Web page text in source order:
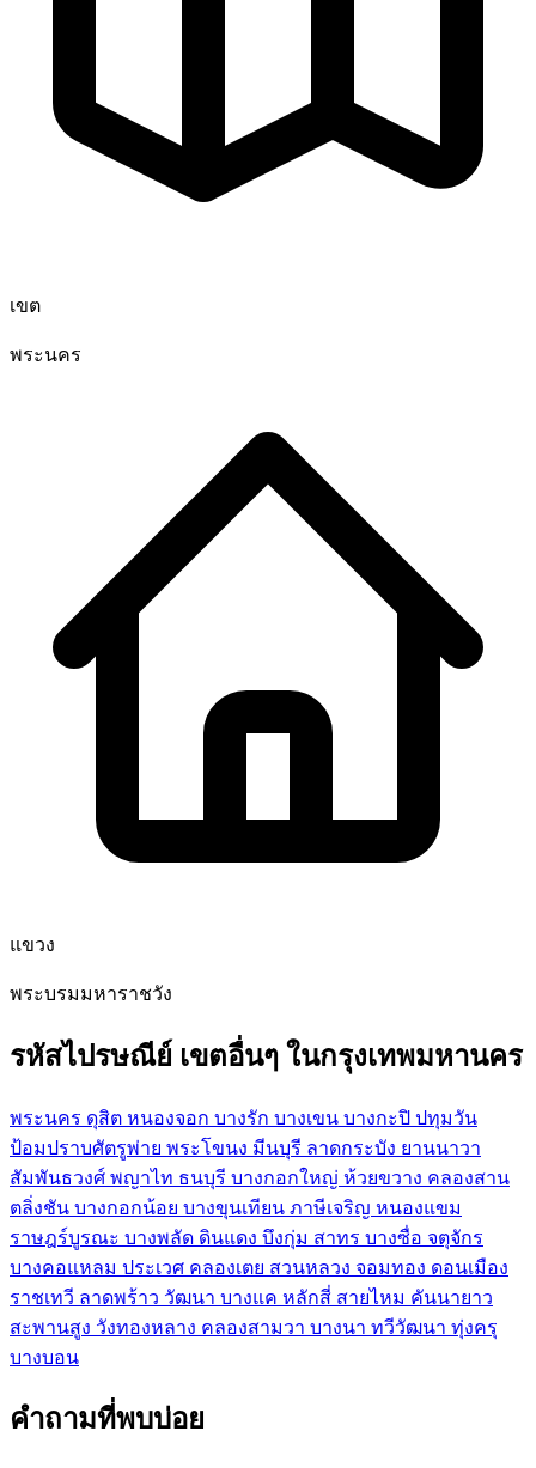
เขต
พระนคร
แขวง
พระบรมมหาราชวัง
รหัสไปรษณีย์ เขตอื่นๆ ในกรุงเทพมหานคร
พระนคร ดุสิต หนองจอก บางรัก บางเขน บางกะปิ ปทุมวัน
ป้อมปราบศัตรูพ่าย พระโขนง มีนบุรี ลาดกระบัง ยานนาวา
สัมพันธวงศ์ พญาไท ธนบุรี บางกอกใหญ่ ห้วยขวาง คลองสาน
ตลิ่งชัน บางกอกน้อย บางขุนเทียน ภาษีเจริญ หนองแขม
ราษฎร์บูรณะ บางพลัด ดินแดง บึงกุ่ม สาทร บางซื่อ จตุจักร
บางคอแหลม ประเวศ คลองเตย สวนหลวง จอมทอง ดอนเมือง
ราชเทวี ลาดพร้าว วัฒนา บางแค หลักสี่ สายไหม คันนายาว
สะพานสูง วังทองหลาง คลองสามวา บางนา ทวีวัฒนา ทุ่งครุ
บางบอน
คำถามที่พบบ่อย